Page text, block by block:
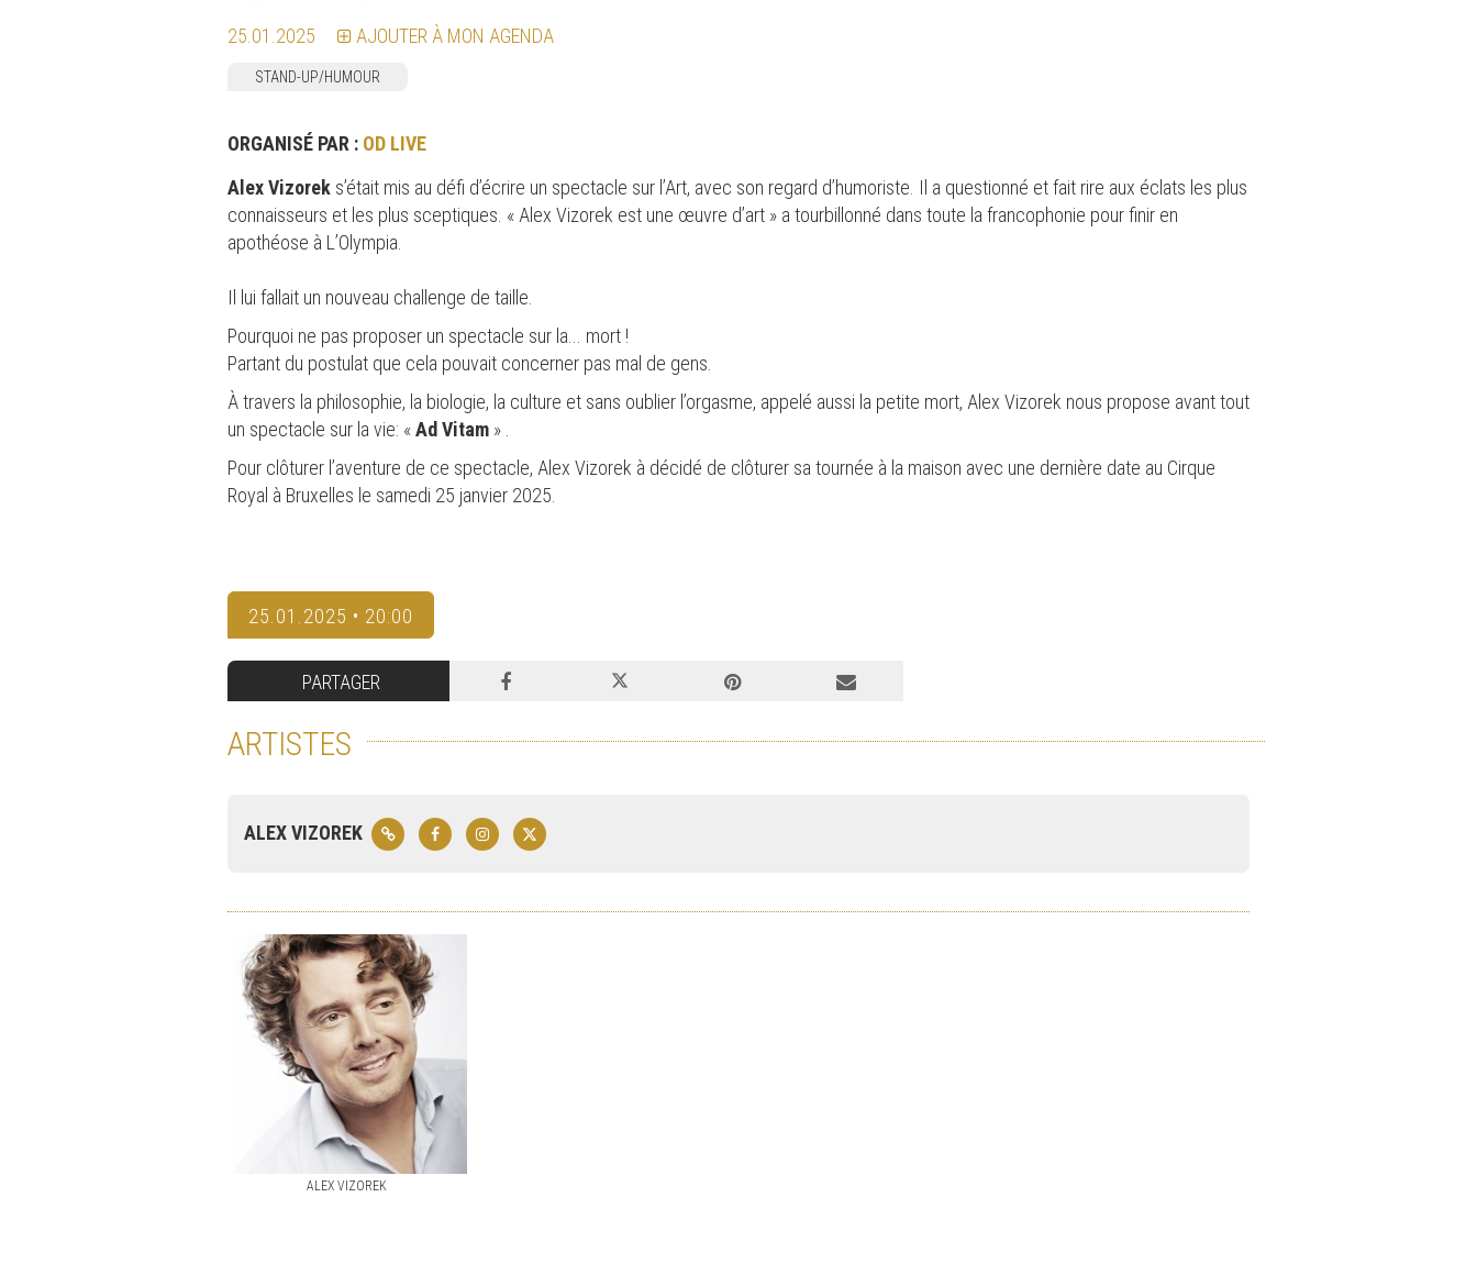
25.01.2025 AJOUTER À MON AGENDA
STAND-UP/HUMOUR
ORGANISÉ PAR : OD LIVE
Alex Vizorek s’était mis au défi d’écrire un spectacle sur l’Art, avec son regard d’humoriste. Il a questionné et fait rire aux éclats les plus
connaisseurs et les plus sceptiques. « Alex Vizorek est une œuvre d’art » a tourbillonné dans toute la francophonie pour finir en
apothéose à L’Olympia.
Il lui fallait un nouveau challenge de taille.
Pourquoi ne pas proposer un spectacle sur la... mort !
Partant du postulat que cela pouvait concerner pas mal de gens.
À travers la philosophie, la biologie, la culture et sans oublier l’orgasme, appelé aussi la petite mort, Alex Vizorek nous propose avant tout
un spectacle sur la vie: «Ad Vitam » .
Pour clôturer l’aventure de ce spectacle, Alex Vizorek à décidé de clôturer sa tournée à la maison avec une dernière date au Cirque
Royal à Bruxelles le samedi 25 janvier 2025.
25.01.2025 • 20:00
PARTAGER
ARTISTES
ALEX VIZOREK
ALEX VIZOREK